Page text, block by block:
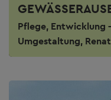
Pflege, Entwicklung
Umgestaltung,